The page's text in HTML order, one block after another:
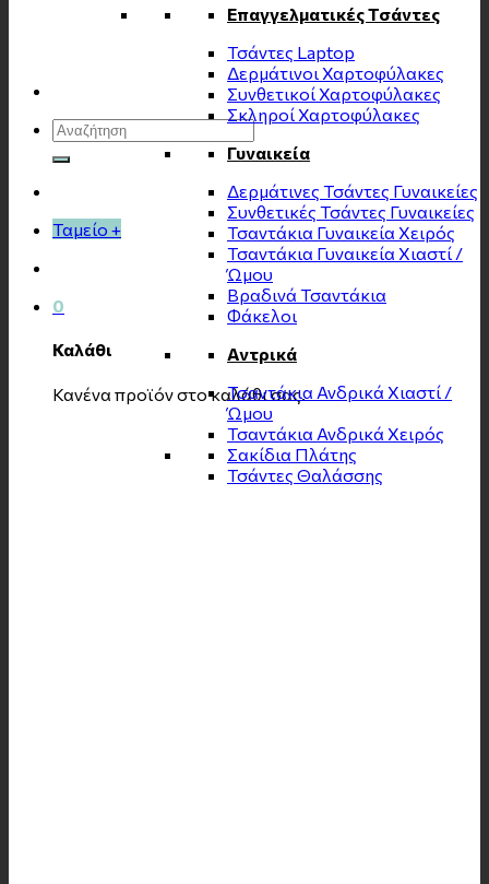
Αναζήτηση
για:
Ταμείο +
0
Καλάθι
Κανένα προϊόν στο καλάθι σας.
Επαγγελματικές Τσάντες
Τσάντες Laptop
Δερμάτινοι Χαρτοφύλακες
Συνθετικοί Χαρτοφύλακες
Σκληροί Χαρτοφύλακες
Γυναικεία
Δερμάτινες Τσάντες Γυναικείες
Συνθετικές Τσάντες Γυναικείες
Τσαντάκια Γυναικεία Χειρός
Τσαντάκια Γυναικεία Χιαστί /
Ώμου
Βραδινά Τσαντάκια
Φάκελοι
Αντρικά
Τσαντάκια Ανδρικά Χιαστί /
Ώμου
Τσαντάκια Ανδρικά Χειρός
Σακίδια Πλάτης
Τσάντες Θαλάσσης